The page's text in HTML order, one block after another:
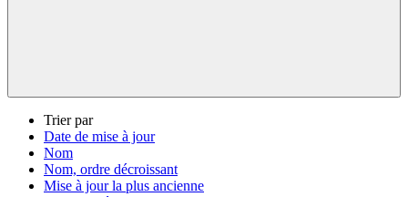
Trier par
Date de mise à jour
Nom
Nom, ordre décroissant
Mise à jour la plus ancienne